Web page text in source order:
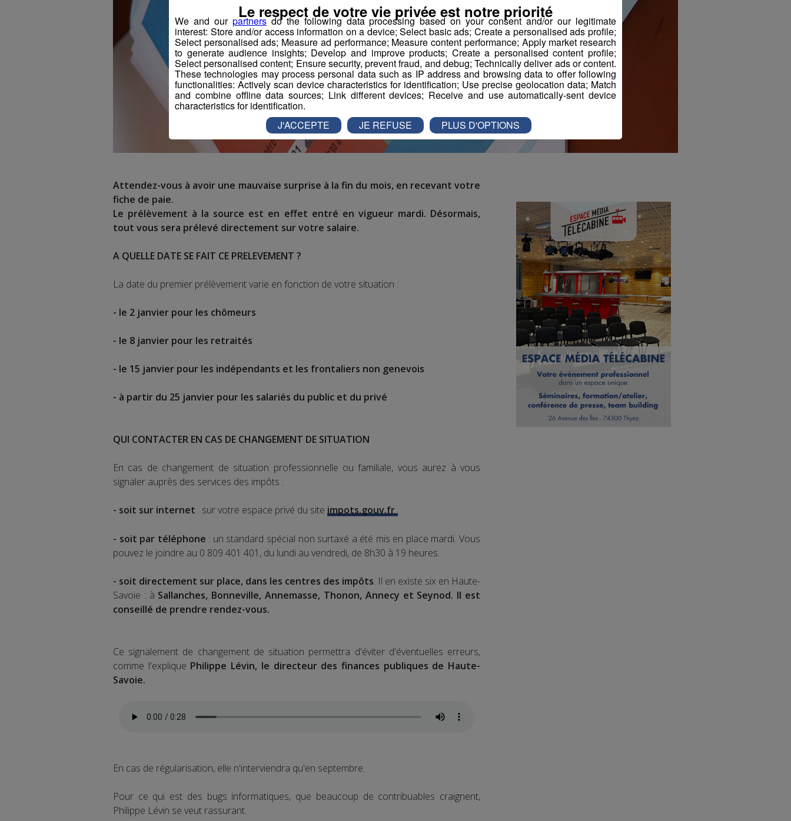
Attendez-vous à avoir une mauvaise surprise à la fin du mois, en recevant votre
fiche de paie.
Le prélèvement à la source est en effet entré en vigueur mardi. Désormais,
tout vous sera prélevé directement sur votre salaire.
A QUELLE DATE SE FAIT CE PRELEVEMENT ?
La date du premier prélèvement varie en fonction de votre situation :
- le 2 janvier pour les chômeurs
- le 8 janvier pour les retraités
- le 15 janvier pour les indépendants et les frontaliers non genevois
- à partir du 25 janvier pour les salariés du public et du privé
QUI CONTACTER EN CAS DE CHANGEMENT DE SITUATION
En cas de changement de situation professionnelle ou familiale, vous aurez à vous
signaler auprès des services des impôts :
- soit sur internet : sur votre espace privé du site impots.gouv.fr
- soit par téléphone : un standard spécial non surtaxé a été mis en place mardi. Vous
pouvez le joindre au 0 809 401 401, du lundi au vendredi, de 8h30 à 19 heures.
- soit directement sur place, dans les centres des impôts. Il en existe six en Haute-
Savoie : à Sallanches, Bonneville, Annemasse, Thonon, Annecy et Seynod. Il est
conseillé de prendre rendez-vous.
Ce signalement de changement de situation permettra d'éviter d'éventuelles erreurs,
comme l'explique Philippe Lévin, le directeur des finances publiques de Haute-
Savoie.
En cas de régularisation, elle n'interviendra qu'en septembre.
Pour ce qui est des bugs informatiques, que beaucoup de contribuables craignent,
Philippe Lévin se veut rassurant.
We and our partnersdo the following data processing based on your consent and/or our legitimate
interest: Store and/or access information on a device; Select basic ads; Create a personalised ads profile;
Select personalised ads; Measure ad performance; Measure content performance; Apply market research
to generate audience insights; Develop and improve products; Create a personalised content profile;
Select personalised content; Ensure security, prevent fraud, and debug; Technically deliver ads or content.
These technologies may process personal data such as IP address and browsing data to offer following
functionalities: Actively scan device characteristics for identification; Use precise geolocation data; Match
and combine offline data sources; Link different devices; Receive and use automatically-sent device
characteristics for identification.
Le respect de votre vie privée est notre priorité
J'ACCEPTE JE REFUSE PLUS D'OPTIONS